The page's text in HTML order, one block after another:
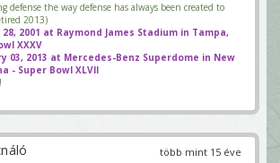
defense the way defense has always been created to
2013)
2001 at Raymond James Stadium in Tampa,
XXXV
03, 2013 at Mercedes-Benz Superdome in New
- Super Bowl XLVII
több mint 15 éve